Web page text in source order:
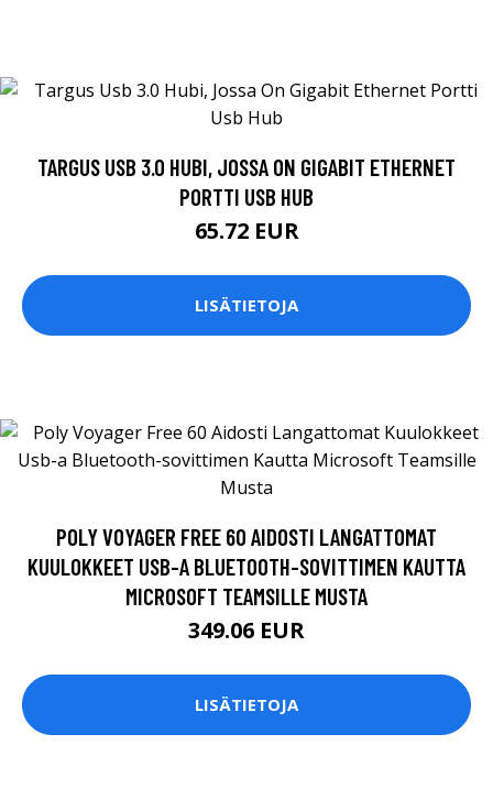
TARGUS USB 3.0 HUBI, JOSSA ON GIGABIT ETHERNET
PORTTI USB HUB
65.72 EUR
LISÄTIETOJA
POLY VOYAGER FREE 60 AIDOSTI LANGATTOMAT
KUULOKKEET USB-A BLUETOOTH-SOVITTIMEN KAUTTA
MICROSOFT TEAMSILLE MUSTA
349.06 EUR
LISÄTIETOJA